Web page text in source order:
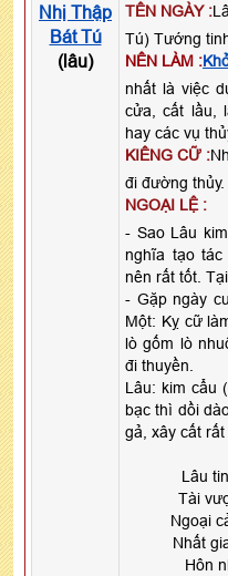
Nhị Thập
Bát Tú
(lâu)
TÊN NGÀY :
Tú) Tướng
NÊN LÀM :
nhất là việc
cửa, cất lầu,
hay các vụ
KIÊNG CỮ :
đi đường thủy.
NGOẠI LỆ :
- Sao Lâu
nghĩa tạo
nên rất tốt.
- Gặp ngày
Một: Kỵ cữ
lò gốm lò
đi thuyền.
Lâu: kim cẩu
bạc thì dồi
gả, xây cất rất
Lâu
Tài
Ngoại
Nhất
Hôn